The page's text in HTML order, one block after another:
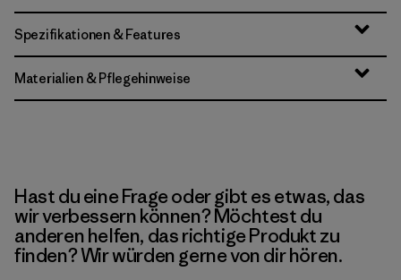
Spezifikationen & Features
Materialien & Pflegehinweise
Hast du eine Frage oder gibt es etwas, das
wir verbessern können? Möchtest du
anderen helfen, das richtige Produkt zu
finden? Wir würden gerne von dir hören.